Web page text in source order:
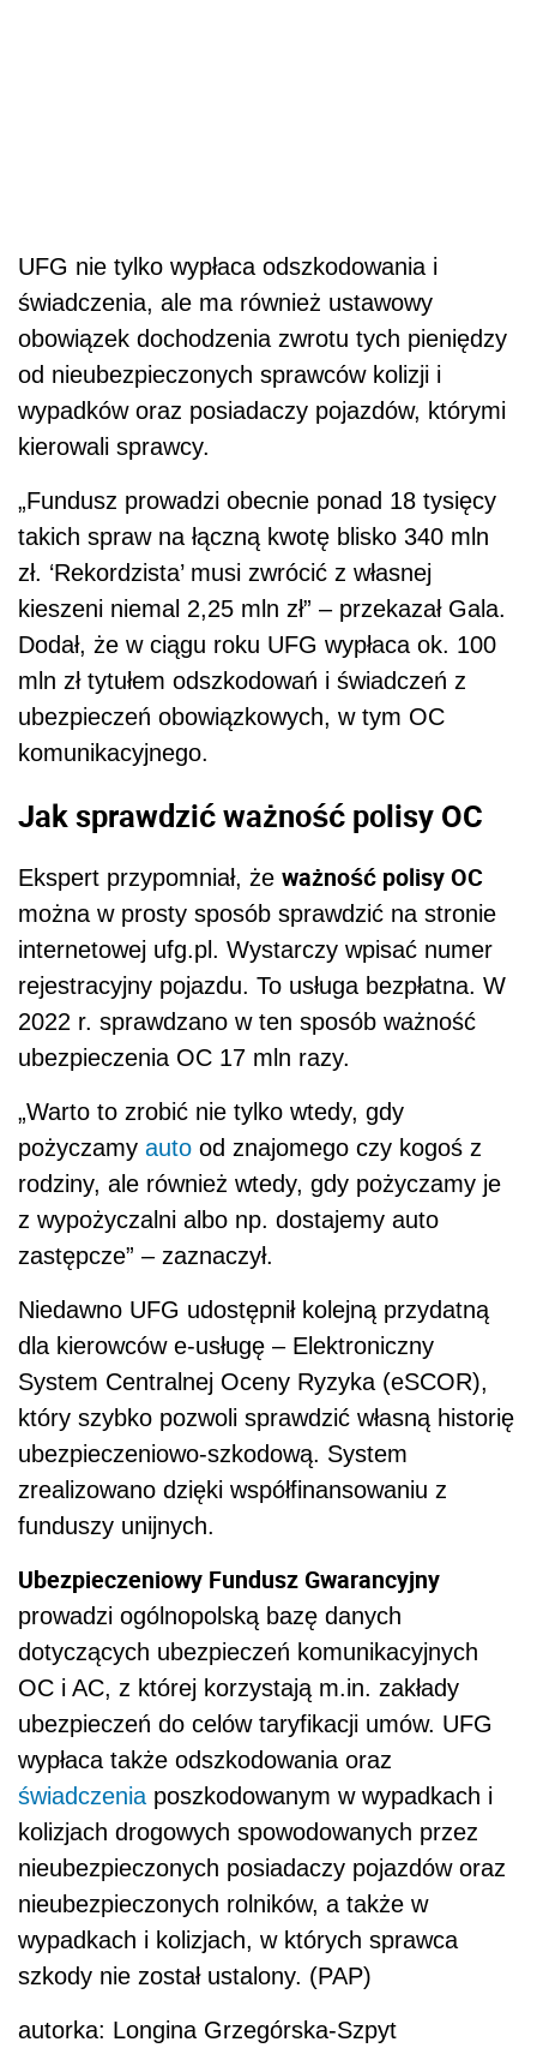
UFG nie tylko wypłaca odszkodowania i
świadczenia, ale ma również ustawowy
obowiązek dochodzenia zwrotu tych pieniędzy
od nieubezpieczonych sprawców kolizji i
wypadków oraz posiadaczy pojazdów, którymi
kierowali sprawcy.
„Fundusz prowadzi obecnie ponad 18 tysięcy
takich spraw na łączną kwotę blisko 340 mln
zł. ‘Rekordzista’ musi zwrócić z własnej
kieszeni niemal 2,25 mln zł” – przekazał Gala.
Dodał, że w ciągu roku UFG wypłaca ok. 100
mln zł tytułem odszkodowań i świadczeń z
ubezpieczeń obowiązkowych, w tym OC
komunikacyjnego.
Jak sprawdzić ważność polisy OC
Ekspert przypomniał, że ważność polisy OC
można w prosty sposób sprawdzić na stronie
internetowej ufg.pl. Wystarczy wpisać numer
rejestracyjny pojazdu. To usługa bezpłatna. W
2022 r. sprawdzano w ten sposób ważność
ubezpieczenia OC 17 mln razy.
„Warto to zrobić nie tylko wtedy, gdy
pożyczamy auto od znajomego czy kogoś z
rodziny, ale również wtedy, gdy pożyczamy je
z wypożyczalni albo np. dostajemy auto
zastępcze” – zaznaczył.
Niedawno UFG udostępnił kolejną przydatną
dla kierowców e-usługę – Elektroniczny
System Centralnej Oceny Ryzyka (eSCOR),
który szybko pozwoli sprawdzić własną historię
ubezpieczeniowo-szkodową. System
zrealizowano dzięki współfinansowaniu z
funduszy unijnych.
Ubezpieczeniowy Fundusz Gwarancyjny
prowadzi ogólnopolską bazę danych
dotyczących ubezpieczeń komunikacyjnych
OC i AC, z której korzystają m.in. zakłady
ubezpieczeń do celów taryfikacji umów. UFG
wypłaca także odszkodowania oraz
świadczenia poszkodowanym w wypadkach i
kolizjach drogowych spowodowanych przez
nieubezpieczonych posiadaczy pojazdów oraz
nieubezpieczonych rolników, a także w
wypadkach i kolizjach, w których sprawca
szkody nie został ustalony. (PAP)
autorka: Longina Grzegórska-Szpyt